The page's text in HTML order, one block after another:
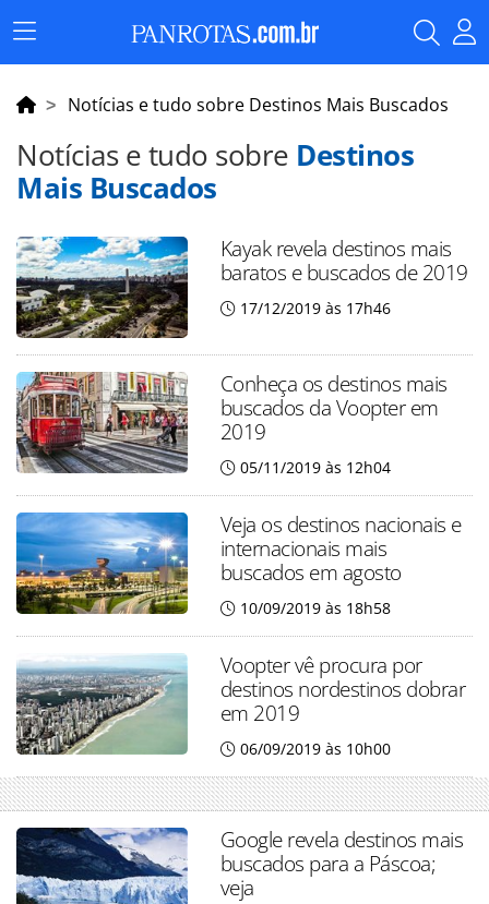
Menu
Principal
Notícias e tudo sobre Destinos Mais Buscados
Notícias e tudo sobre Destinos
Mais Buscados
Kayak revela destinos mais
baratos e buscados de 2019
17/12/2019 às 17h46
Conheça os destinos mais
buscados da Voopter em
2019
05/11/2019 às 12h04
Veja os destinos nacionais e
internacionais mais
buscados em agosto
10/09/2019 às 18h58
Voopter vê procura por
destinos nordestinos dobrar
em 2019
06/09/2019 às 10h00
Google revela destinos mais
buscados para a Páscoa;
veja